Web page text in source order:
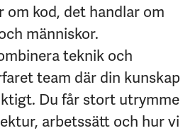
om kod, det handlar om
människor.
teknik och
team där din kunskap
Du får stort utrymme
arbetssätt och hur vi